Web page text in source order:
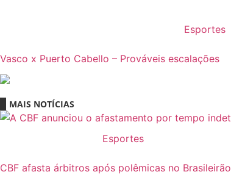
Esportes
Vasco x Puerto Cabello – Prováveis escalações
MAIS NOTÍCIAS
Esportes
CBF afasta árbitros após polêmicas no Brasileirão